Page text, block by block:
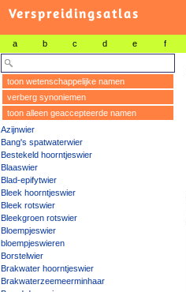
Verspreidingsatlas
a b c d e f
toon wetenschappelijke namen
verberg synoniemen
toon alleen geaccepteerde namen
Azijnwier
Bang's spatwaterwier
Bestekeld hoorntjeswier
Blaaswier
Blad-epifytwier
Bleek hoorntjeswier
Bleek rotswier
Bleekgroen rotswier
Bloempjeswier
bloempjeswieren
Borstelwier
Brakwater hoorntjeswier
Brakwaterzeemeerminhaar